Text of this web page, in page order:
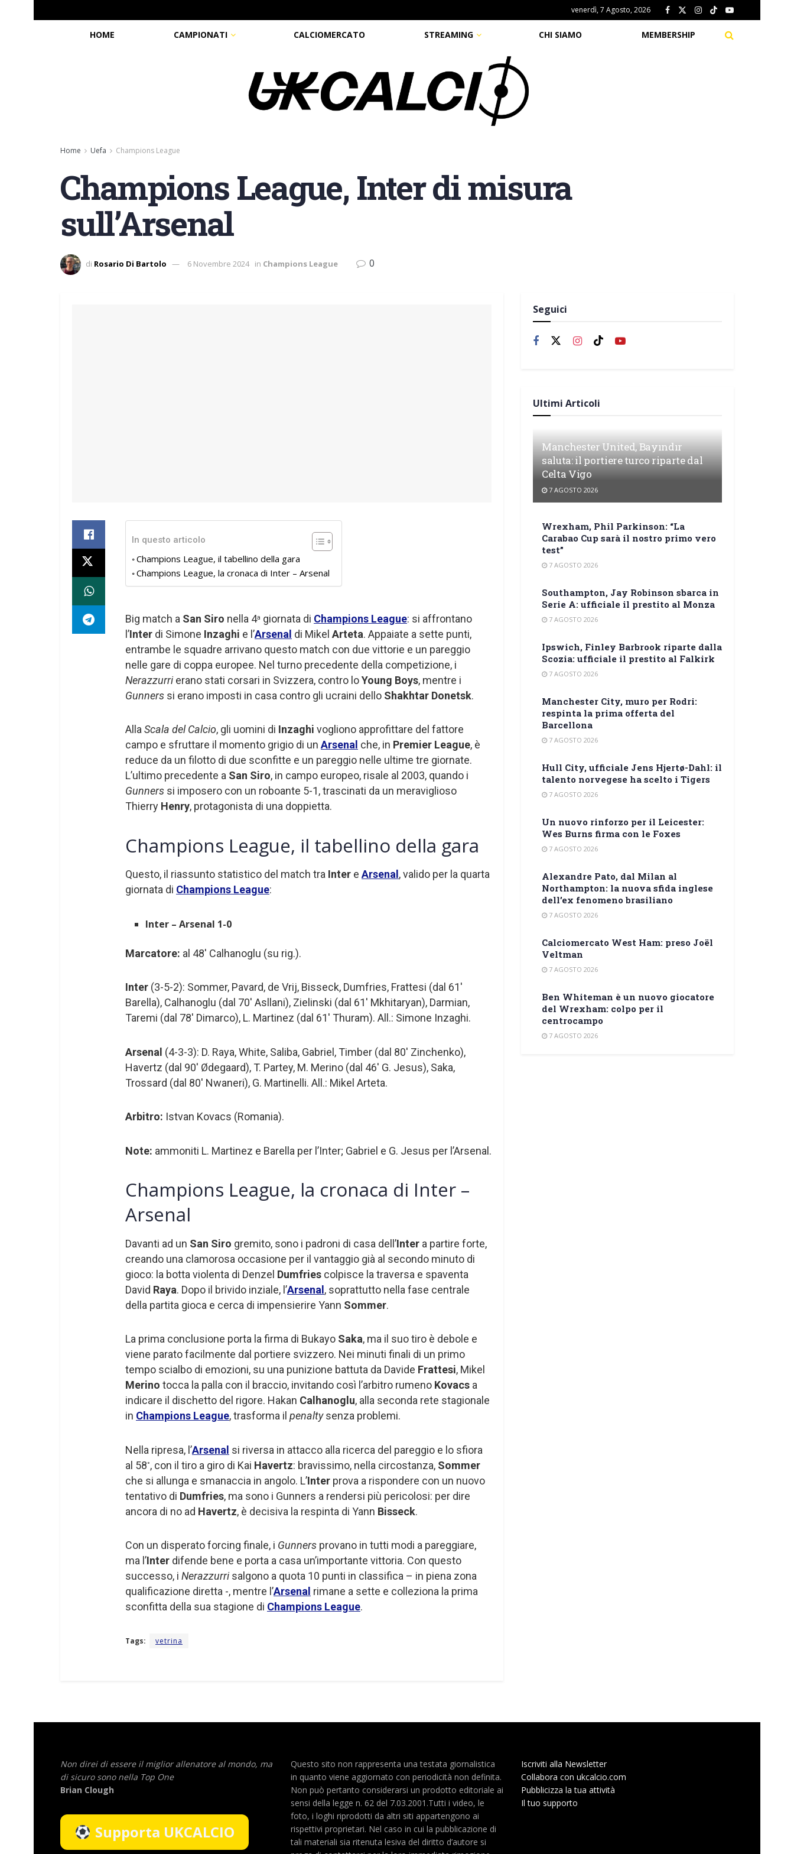
venerdì, 7 Agosto, 2026
HOME CAMPIONATI CALCIOMERCATO STREAMING CHI SIAMO MEMBERSHIP
Home Uefa Champions League
Champions League, Inter di misura
sull’Arsenal
di Rosario Di Bartolo 6 Novembre 2024 in Champions League 0
In questo articolo
Champions League, il tabellino della gara
Champions League, la cronaca di Inter – Arsenal
Big match a San Siro nella 4a giornata di Champions League: si affrontano
l’Inter di Simone Inzaghi e l’Arsenal di Mikel Arteta. Appaiate a sette punti,
entrambe le squadre arrivano questo match con due vittorie e un pareggio
nelle gare di coppa europee. Nel turno precedente della competizione, i
Nerazzurrierano stati corsari in Svizzera, contro loYoung Boys, mentre i
Gunners si erano imposti in casa contro gli ucraini dello Shakhtar Donetsk.
Alla Scala del Calcio, gli uomini di Inzaghi vogliono approfittare del fattore
campo e sfruttare il momento grigio di un Arsenal che, in Premier League, è
reduce da un filotto di due sconfitte e un pareggio nelle ultime tre giornate.
L’ultimo precedente a San Siro, in campo europeo, risale al 2003, quando i
Gunners si imposero con un roboante 5-1, trascinati da un meraviglioso
Thierry Henry, protagonista di una doppietta.
Champions League, il tabellino della gara
Questo, il riassunto statistico del match tra Inter e Arsenal , valido per la quarta
giornata di Champions League:
Inter – Arsenal 1-0
Marcatore: al 48′ Calhanoglu (su rig.).
Inter (3-5-2): Sommer, Pavard, de Vrij, Bisseck, Dumfries, Frattesi (dal 61′
Barella), Calhanoglu (dal 70′ Asllani), Zielinski (dal 61′ Mkhitaryan), Darmian,
Taremi (dal 78′ Dimarco), L. Martinez (dal 61′ Thuram). All.: Simone Inzaghi.
Arsenal (4-3-3): D. Raya, White, Saliba, Gabriel, Timber (dal 80′ Zinchenko),
Havertz (dal 90′ Ødegaard), T. Partey, M. Merino (dal 46′ G. Jesus), Saka,
Trossard (dal 80′ Nwaneri), G. Martinelli. All.: Mikel Arteta.
Arbitro: Istvan Kovacs (Romania).
Note: ammoniti L. Martinez e Barella per l’Inter; Gabriel e G. Jesus per l’Arsenal.
Champions League, la cronaca di Inter –
Arsenal
Davanti ad un San Siro gremito, sono i padroni di casa dell’Inter a partire forte,
creando una clamorosa occasione per il vantaggio già al secondo minuto di
gioco: la botta violenta di Denzel Dumfries colpisce la traversa e spaventa
David Raya. Dopo il brivido inziale, l’Arsenal, soprattutto nella fase centrale
della partita gioca e cerca di impensierire Yann Sommer.
La prima conclusione porta la firma di Bukayo Saka, ma il suo tiro è debole e
viene parato facilmente dal portiere svizzero. Nei minuti finali di un primo
tempo scialbo di emozioni, su una punizione battuta da Davide Frattesi, Mikel
Merino tocca la palla con il braccio, invitando così l’arbitro rumeno Kovacs a
indicare il dischetto del rigore. Hakan Calhanoglu, alla seconda rete stagionale
in Champions League, trasforma il penaltysenza problemi.
Nella ripresa, l’Arsenal si riversa in attacco alla ricerca del pareggio e lo sfiora
al 58°, con il tiro a giro di Kai Havertz: bravissimo, nella circostanza, Sommer
che si allunga e smanaccia in angolo. L’Inter prova a rispondere con un nuovo
tentativo di Dumfries, ma sono i Gunners a rendersi più pericolosi: per dire
ancora di no ad Havertz, è decisiva la respinta di Yann Bisseck.
Con un disperato forcing finale, i Gunners provano in tutti modi a pareggiare,
ma l’Inter difende bene e porta a casa un’importante vittoria. Con questo
successo, i Nerazzurrisalgono a quota 10 punti in classifica – in piena zona
qualificazione diretta -, mentre l’Arsenal rimane a sette e colleziona la prima
sconfitta della sua stagione di Champions League.
Tags: vetrina
Seguici
Ultimi Articoli
Manchester United, Bayındır
saluta: il portiere turco riparte dal
Celta Vigo
7 AGOSTO 2026
Wrexham, Phil Parkinson: “La
Carabao Cup sarà il nostro primo vero
test”
7 AGOSTO 2026
Southampton, Jay Robinson sbarca in
Serie A: ufficiale il prestito al Monza
7 AGOSTO 2026
Ipswich, Finley Barbrook riparte dalla
Scozia: ufficiale il prestito al Falkirk
7 AGOSTO 2026
Manchester City, muro per Rodri:
respinta la prima offerta del
Barcellona
7 AGOSTO 2026
Hull City, ufficiale Jens Hjertø-Dahl: il
talento norvegese ha scelto i Tigers
7 AGOSTO 2026
Un nuovo rinforzo per il Leicester:
Wes Burns firma con le Foxes
7 AGOSTO 2026
Alexandre Pato, dal Milan al
Northampton: la nuova sfida inglese
dell’ex fenomeno brasiliano
7 AGOSTO 2026
Calciomercato West Ham: preso Joël
Veltman
7 AGOSTO 2026
Ben Whiteman è un nuovo giocatore
del Wrexham: colpo per il
centrocampo
7 AGOSTO 2026
Non direi di essere il miglior allenatore al mondo, ma
di sicuro sono nella Top One
Brian Clough
Supporta UKCALCIO
Questo sito non rappresenta una testata giornalistica
in quanto viene aggiornato con periodicità non definita.
Non può pertanto considerarsi un prodotto editoriale ai
sensi della legge n. 62 del 7.03.2001.Tutti i video, le
foto, i loghi riprodotti da altri siti appartengono ai
rispettivi proprietari. Nel caso in cui la pubblicazione di
tali materiali sia ritenuta lesiva del diritto d’autore si
Iscriviti alla Newsletter
Collabora con ukcalcio.com
Pubblicizza la tua attività
Il tuo supporto